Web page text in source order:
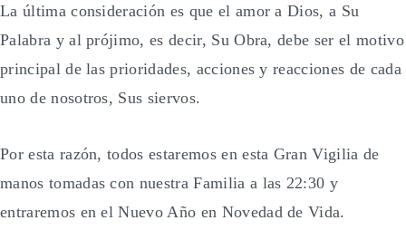
La última consideración es que el amor a Dios, a Su
Palabra y al prójimo, es decir, Su Obra, debe ser el motivo
principal de las prioridades, acciones y reacciones de cada
uno de nosotros, Sus siervos.
Por esta razón, todos estaremos en esta Gran Vigilia de
manos tomadas con nuestra Familia a las 22:30 y
entraremos en el Nuevo Año en Novedad de Vida.